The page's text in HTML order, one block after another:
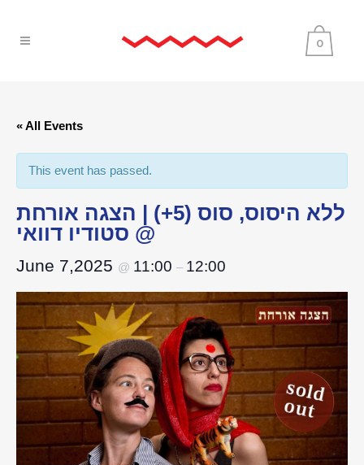
0
« All Events
This event has passed.
ללא היסוס, סוס (5+) | הצגה אורחת
@ סטודיו דוואי
June 7,2025 @ 11:00 – 12:00